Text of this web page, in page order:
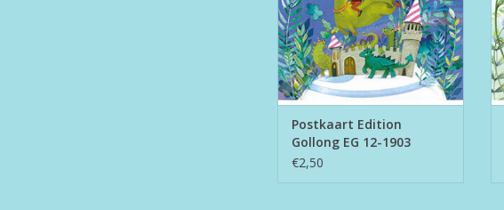
Postkaart Edition
Gollong EG 12-1903
€2,50